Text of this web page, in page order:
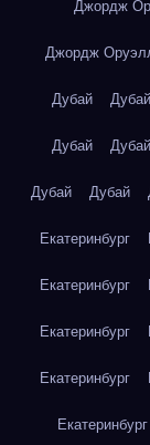
Джордж
Джордж
Дубай Дубай
Дубай Дубай
Дубай Дубай
Екатеринбург
Екатеринбург
Екатеринбург
Екатеринбург
Екатеринбург